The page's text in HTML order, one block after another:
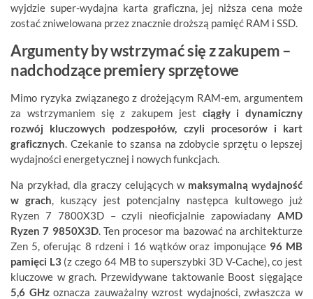
wyjdzie super-wydajna karta graficzna, jej niższa cena może
zostać zniwelowana przez znacznie droższą pamięć RAM i SSD.
Argumenty by wstrzymać się z zakupem –
nadchodzące premiery sprzętowe
Mimo ryzyka związanego z drożejącym RAM-em, argumentem
za wstrzymaniem się z zakupem jest ciągły i dynamiczny
rozwój kluczowych podzespołów, czyli procesorów i kart
graficznych. Czekanie to szansa na zdobycie sprzętu o lepszej
wydajności energetycznej i nowych funkcjach.
Na przykład, dla graczy celujących w maksymalną wydajność
w grach, kuszący jest potencjalny następca kultowego już
Ryzen 7 7800X3D – czyli nieoficjalnie zapowiadany AMD
Ryzen 7 9850X3D. Ten procesor ma bazować na architekturze
Zen 5, oferując 8 rdzeni i 16 wątków oraz imponujące 96 MB
pamięci L3 (z czego 64 MB to superszybki 3D V-Cache), co jest
kluczowe w grach. Przewidywane taktowanie Boost sięgające
5,6 GHzoznacza zauważalny wzrost wydajności, zwłaszcza w